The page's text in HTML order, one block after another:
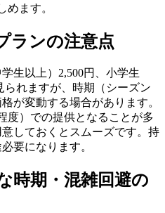
めます。
ランの注意点
生以上）2,500円、小学生
られますが、時期（シーズン
が変動する場合があります。
度）での提供となることが多
しておくとスムーズです。持
要になります。
時期・混雑回避の